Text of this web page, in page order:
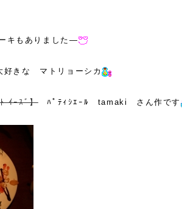
キもありました—
きな マトリョーシカ
ｲｰｽﾞ】ﾊﾟﾃｨｼｴｰﾙ tamaki さん作です